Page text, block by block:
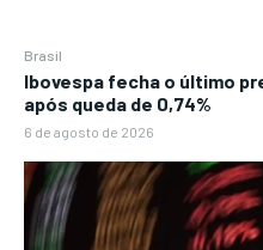
Brasil
Ibovespa fecha o último
após queda de 0,74%
6 de agosto de 2026